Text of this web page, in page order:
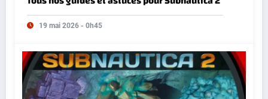
19 mai 2026 - 0h45